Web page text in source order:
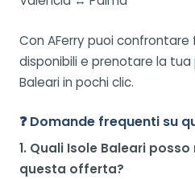
Con AFerry puoi
disponibili e prenotare la
Baleari in pochi clic.
❓ Domande frequenti su
1. Quali Isole Baleari
questa offerta?